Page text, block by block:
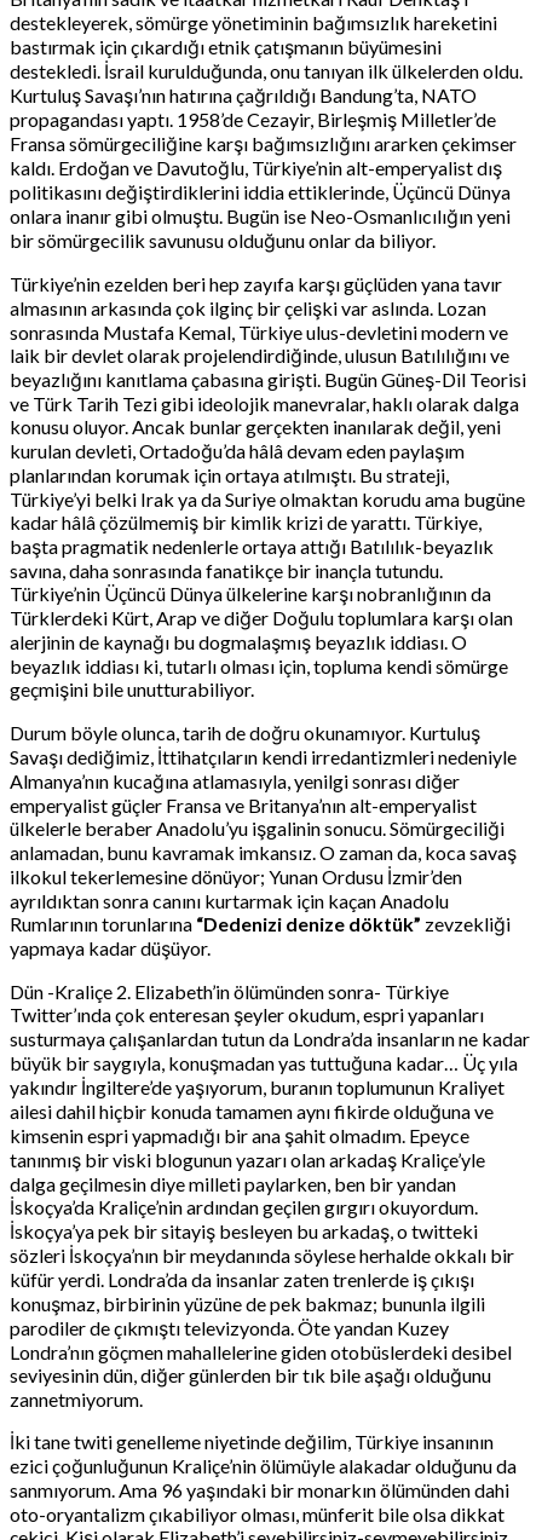
destekleyerek, sömürge yönetiminin bağımsızlık hareketini
bastırmak için çıkardığı etnik çatışmanın büyümesini
destekledi. İsrail kurulduğunda, onu tanıyan ilk ülkelerden oldu.
Kurtuluş Savaşı’nın hatırına çağrıldığı Bandung’ta, NATO
propagandası yaptı. 1958’de Cezayir, Birleşmiş Milletler’de
Fransa sömürgeciliğine karşı bağımsızlığını ararken çekimser
kaldı. Erdoğan ve Davutoğlu, Türkiye’nin alt-emperyalist dış
politikasını değiştirdiklerini iddia ettiklerinde, Üçüncü Dünya
onlara inanır gibi olmuştu. Bugün ise Neo-Osmanlıcılığın yeni
bir sömürgecilik savunusu olduğunu onlar da biliyor.
Türkiye’nin ezelden beri hep zayıfa karşı güçlüden yana tavır
almasının arkasında çok ilginç bir çelişki var aslında. Lozan
sonrasında Mustafa Kemal, Türkiye ulus-devletini modern ve
laik bir devlet olarak projelendirdiğinde, ulusun Batılılığını ve
beyazlığını kanıtlama çabasına girişti. Bugün Güneş-Dil Teorisi
ve Türk Tarih Tezi gibi ideolojik manevralar, haklı olarak dalga
konusu oluyor. Ancak bunlar gerçekten inanılarak değil, yeni
kurulan devleti, Ortadoğu’da hâlâ devam eden paylaşım
planlarından korumak için ortaya atılmıştı. Bu strateji,
Türkiye’yi belki Irak ya da Suriye olmaktan korudu ama bugüne
kadar hâlâ çözülmemiş bir kimlik krizi de yarattı. Türkiye,
başta pragmatik nedenlerle ortaya attığı Batılılık-beyazlık
savına, daha sonrasında fanatikçe bir inançla tutundu.
Türkiye’nin Üçüncü Dünya ülkelerine karşı nobranlığının da
Türklerdeki Kürt, Arap ve diğer Doğulu toplumlara karşı olan
alerjinin de kaynağı bu dogmalaşmış beyazlık iddiası. O
beyazlık iddiası ki, tutarlı olması için, topluma kendi sömürge
geçmişini bile unutturabiliyor.
Durum böyle olunca, tarih de doğru okunamıyor. Kurtuluş
Savaşı dediğimiz, İttihatçıların kendi irredantizmleri nedeniyle
Almanya’nın kucağına atlamasıyla, yenilgi sonrası diğer
emperyalist güçler Fransa ve Britanya’nın alt-emperyalist
ülkelerle beraber Anadolu’yu işgalinin sonucu. Sömürgeciliği
anlamadan, bunu kavramak imkansız. O zaman da, koca savaş
ilkokul tekerlemesine dönüyor; Yunan Ordusu İzmir’den
ayrıldıktan sonra canını kurtarmak için kaçan Anadolu
Rumlarının torunlarına “Dedenizi denize döktük” zevzekliği
yapmaya kadar düşüyor.
Dün -Kraliçe 2. Elizabeth’in ölümünden sonra- Türkiye
Twitter’ında çok enteresan şeyler okudum, espri yapanları
susturmaya çalışanlardan tutun da Londra’da insanların ne kadar
büyük bir saygıyla, konuşmadan yas tuttuğuna kadar… Üç yıla
yakındır İngiltere’de yaşıyorum, buranın toplumunun Kraliyet
ailesi dahil hiçbir konuda tamamen aynı fikirde olduğuna ve
kimsenin espri yapmadığı bir ana şahit olmadım. Epeyce
tanınmış bir viski blogunun yazarı olan arkadaş Kraliçe’yle
dalga geçilmesin diye milleti paylarken, ben bir yandan
İskoçya’da Kraliçe’nin ardından geçilen gırgırı okuyordum.
İskoçya’ya pek bir sitayiş besleyen bu arkadaş, o twitteki
sözleri İskoçya’nın bir meydanında söylese herhalde okkalı bir
küfür yerdi. Londra’da da insanlar zaten trenlerde iş çıkışı
konuşmaz, birbirinin yüzüne de pek bakmaz; bununla ilgili
parodiler de çıkmıştı televizyonda. Öte yandan Kuzey
Londra’nın göçmen mahallelerine giden otobüslerdeki desibel
seviyesinin dün, diğer günlerden bir tık bile aşağı olduğunu
zannetmiyorum.
İki tane twiti genelleme niyetinde değilim, Türkiye insanının
ezici çoğunluğunun Kraliçe’nin ölümüyle alakadar olduğunu da
sanmıyorum. Ama 96 yaşındaki bir monarkın ölümünden dahi
oto-oryantalizm çıkabiliyor olması, münferit bile olsa dikkat